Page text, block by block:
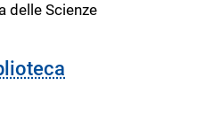
delle Scienze